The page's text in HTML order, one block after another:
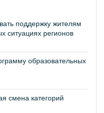
поддержку жителям
ситуациях регионов
образовательных
смена категорий